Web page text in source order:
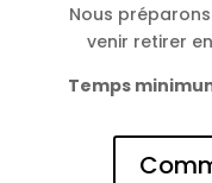
Nous
venir retirer
Temps